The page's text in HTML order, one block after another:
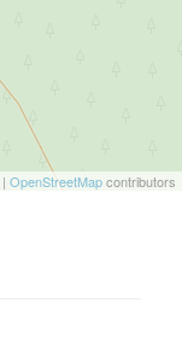
| OpenStreetMapcontributors